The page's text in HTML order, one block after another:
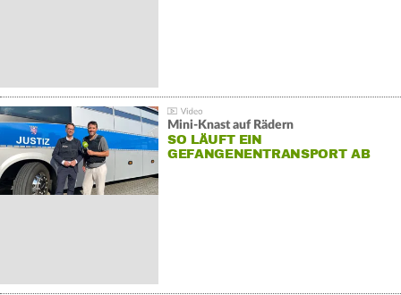
Mini-Knast auf Rädern
SO LÄUFT EIN
GEFANGENENTRANSPORT AB